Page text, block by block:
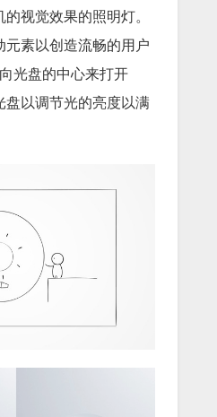
视觉效果的照明灯。
元素以创造流畅的用户
光盘的中心来打开
盘以调节光的亮度以满